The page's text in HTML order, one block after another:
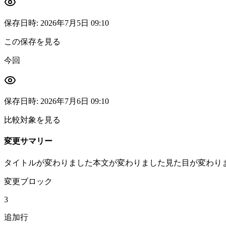
保存日時: 2026年7月5日 09:10
この保存を見る
今回
保存日時: 2026年7月6日 09:10
比較対象を見る
変更サマリー
タイトルが変わりました本文が変わりました 見た目が変わり
変更ブロック
3
追加行